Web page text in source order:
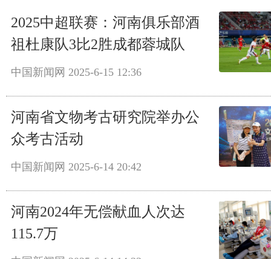
2025中超联赛：河南俱乐部酒
祖杜康队3比2胜成都蓉城队
中国新闻网 2025-6-15 12:36
河南省文物考古研究院举办公
众考古活动
中国新闻网 2025-6-14 20:42
河南2024年无偿献血人次达
115.7万